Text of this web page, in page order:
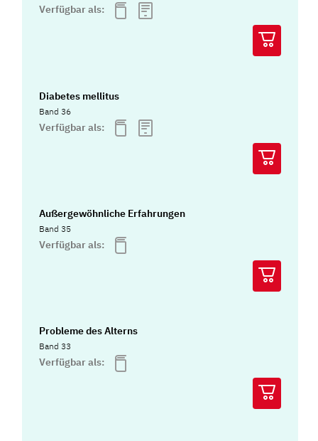
Verfügbar als:
Diabetes mellitus
Band 36
Verfügbar als:
Außergewöhnliche Erfahrungen
Band 35
Verfügbar als:
Probleme des Alterns
Band 33
Verfügbar als: